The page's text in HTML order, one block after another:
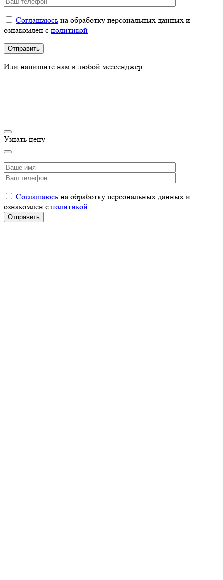
Соглашаюсь на обработку персональных данных и
ознакомлен с политикой
Или напишите нам в любой мессенджер
Узнать цену
Соглашаюсь на обработку персональных данных и
ознакомлен с политикой